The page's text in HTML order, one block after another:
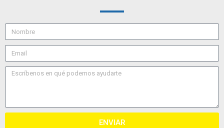
ENVIAR